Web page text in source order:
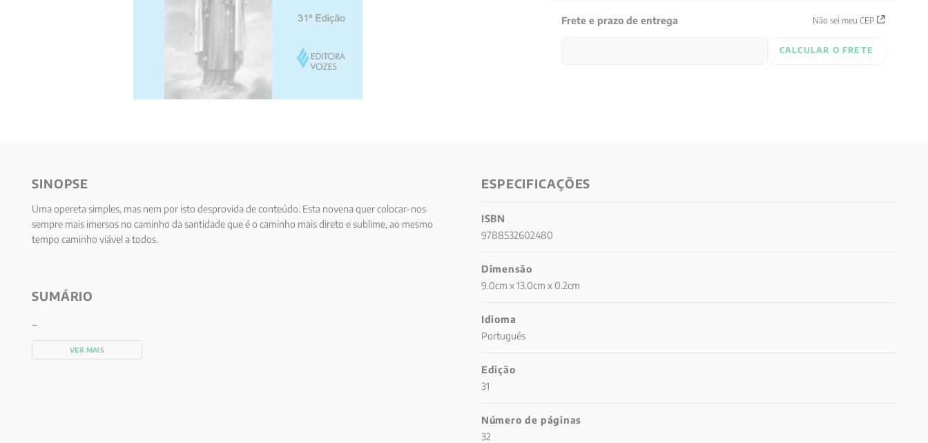
Frete e prazo de entrega Não sei meu CEP
CALCULAR O FRETE
SINOPSE
Uma opereta simples, mas nem por isto desprovida de conteúdo. Esta novena quer colocar-nos
sempre mais imersos no caminho da santidade que é o caminho mais direto e sublime, ao mesmo
tempo caminho viável a todos.
SUMÁRIO
VER MAIS
ESPECIFICAÇÕES
ISBN
9788532602480
Dimensão
9.0cm x 13.0cm x 0.2cm
Idioma
Português
Edição
31
Número de páginas
32